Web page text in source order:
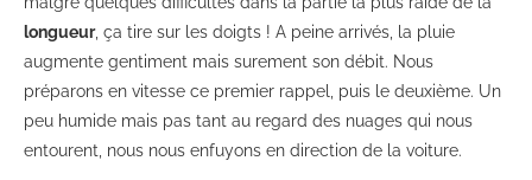
longueur, ça tire sur les doigts ! A peine arrivés, la pluie
augmente gentiment mais surement son débit. Nous
préparons en vitesse ce premier rappel, puis le deuxième. Un
peu humide mais pas tant au regard des nuages qui nous
entourent, nous nous enfuyons en direction de la voiture.